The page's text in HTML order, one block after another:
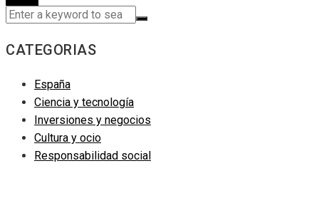
CATEGORIAS
España
Ciencia y tecnología
Inversiones y negocios
Cultura y ocio
Responsabilidad social